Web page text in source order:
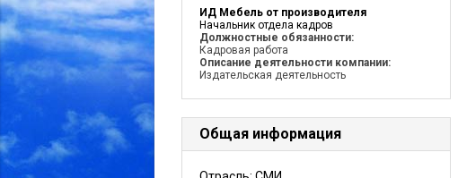
ИД Мебель от производителя
Начальник отдела кадров
Должностные обязанности:
Кадровая работа
Описание деятельности компании:
Издательская деятельность
Общая информация